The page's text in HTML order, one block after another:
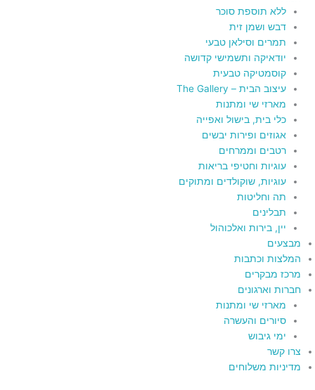
ללא תוספת סוכר
דבש ושמן זית
תמרים וסילאן טבעי
יודאיקה ותשמישי קדושה
קוסמטיקה טבעית
עיצוב הבית – The Gallery
מארזי שי ומתנות
כלי בית, בישול ואפייה
אגוזים ופירות יבשים
רטבים וממרחים
עוגיות וחטיפי בריאות
עוגיות, שוקולדים ומתוקים
תה וחליטות
תבלינים
יין, בירות ואלכוהול
מבצעים
המלצות וכתבות
מרכז מבקרים
חברות וארגונים
מארזי שי ומתנות
סיורים והעשרה
ימי גיבוש
צרו קשר
מדיניות משלוחים